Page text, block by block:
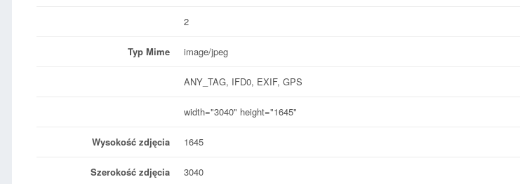
2
Typ Mime image/jpeg
ANY_TAG, IFD0, EXIF, GPS
width="3040" height="1645"
Wysokość zdjęcia 1645
Szerokość zdjęcia 3040